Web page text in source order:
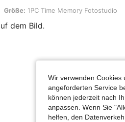
1PC Time Memory Fotostudio
Größe: 1PC Time Memory Fotostudio
dem Bild.
Mehr Bewertungen
Wir verwenden Cookies
angeforderten Service
können jederzeit nach
anpassen. Wenn Sie
helfen, den